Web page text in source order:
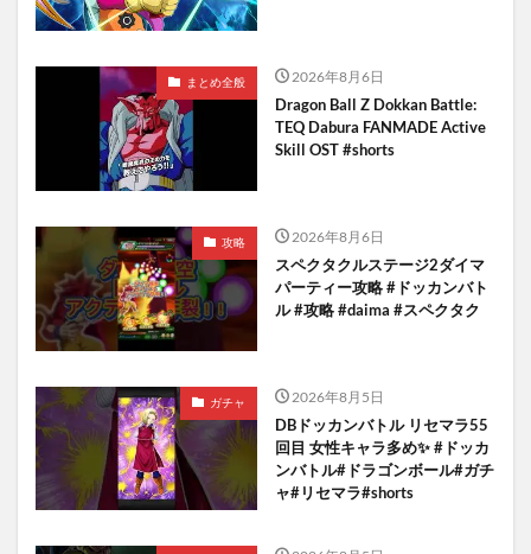
まとめ全般 2026年8月6日
Dragon Ball Z Dokkan Battle:
TEQ Dabura FANMADE Active
Skill OST #shorts
攻略 2026年8月6日
スペクタクルステージ2ダイマ
パーティー攻略 #ドッカンバト
ル #攻略 #daima #スペクタク
ガチャ 2026年8月5日
DBドッカンバトル リセマラ55
回目 女性キャラ多め✨️ #ドッカ
ンバトル#ドラゴンボール#ガチ
ャ#リセマラ#shorts